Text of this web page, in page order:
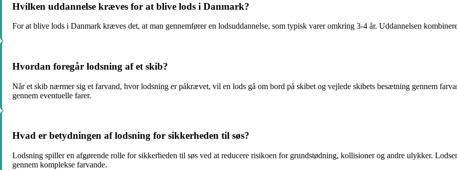
Hvilken uddannelse kræves for at blive lods i Danmark?
For at blive lods i Danmark kræves det, at man gennemfører en lodsuddannelse, som typisk varer omkring 3-4 år. Uddannelsen
Hvordan foregår lodsning af et skib?
Når et skib nærmer sig et farvand, hvor lodsning er påkrævet, vil en lods gå om bord på skibet og vejlede skibets besætning gennem
gennem eventuelle farer.
Hvad er betydningen af lodsning for sikkerheden til søs?
Lodsning spiller en afgørende rolle for sikkerheden til søs ved at reducere risikoen for grundstødning, kollisioner og andre ulykker.
gennem komplekse farvande.